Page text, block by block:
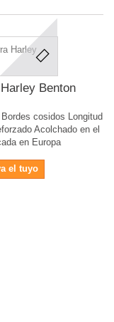
Benton
cosidos Longitud
Acolchado en el
en Europa
el tuyo